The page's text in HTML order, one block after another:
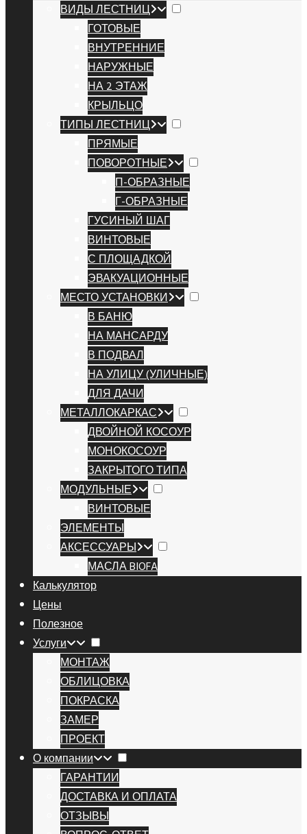
ВИДЫ ЛЕСТНИЦ
ГОТОВЫЕ
ВНУТРЕННИЕ
НАРУЖНЫЕ
НА 2 ЭТАЖ
КРЫЛЬЦО
ТИПЫ ЛЕСТНИЦ
ПРЯМЫЕ
ПОВОРОТНЫЕ
П-ОБРАЗНЫЕ
Г-ОБРАЗНЫЕ
ГУСИНЫЙ ШАГ
ВИНТОВЫЕ
С ПЛОЩАДКОЙ
ЭВАКУАЦИОННЫЕ
МЕСТО УСТАНОВКИ
В БАНЮ
НА МАНСАРДУ
В ПОДВАЛ
НА УЛИЦУ (УЛИЧНЫЕ)
ДЛЯ ДАЧИ
МЕТАЛЛОКАРКАС
ДВОЙНОЙ КОСОУР
МОНОКОСОУР
ЗАКРЫТОГО ТИПА
МОДУЛЬНЫЕ
ВИНТОВЫЕ
ЭЛЕМЕНТЫ
АКСЕССУАРЫ
МАСЛА BIOFA
Калькулятор
Цены
Полезное
Услуги
МОНТАЖ
ОБЛИЦОВКА
ПОКРАСКА
ЗАМЕР
ПРОЕКТ
О компании
ГАРАНТИИ
ДОСТАВКА И ОПЛАТА
ОТЗЫВЫ